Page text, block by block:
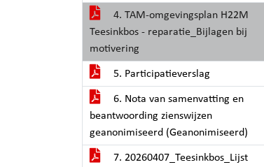
4. TAM-omgevingsplan H22M
Teesinkbos - reparatie_Bijlagen bij
motivering
5. Participatieverslag
6. Nota van samenvatting en
beantwoording zienswijzen
geanonimiseerd (Geanonimiseerd)
7. 20260407_Teesinkbos_Lijst